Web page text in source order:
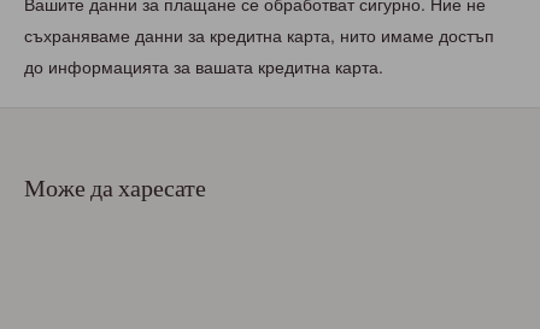
Вашите данни за плащане се обработват сигурно. Ние не
съхраняваме данни за кредитна карта, нито имаме достъп
до информацията за вашата кредитна карта.
Може да харесате